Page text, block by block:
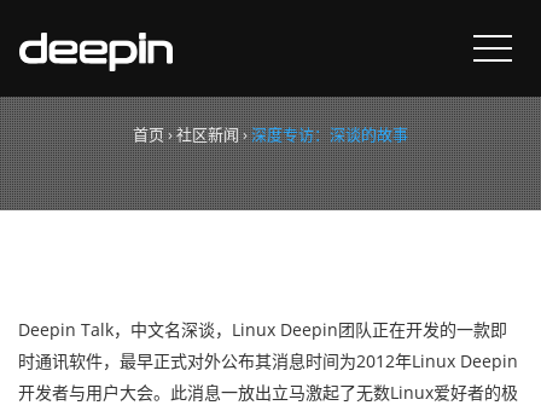
深度专访：深谈的故事
首页 ›社区新闻 ›深度专访：深谈的故事
Deepin Talk，中文名深谈，Linux Deepin团队正在开发的一款即
时通讯软件，最早正式对外公布其消息时间为2012年Linux Deepin
开发者与用户大会。此消息一放出立马激起了无数Linux爱好者的极